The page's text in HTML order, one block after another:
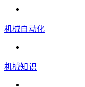
机械自动化
机械知识